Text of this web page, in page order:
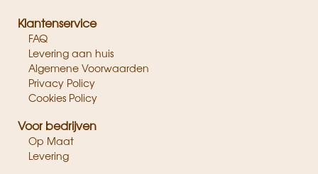
Klantenservice
FAQ
Levering aan huis
Algemene Voorwaarden
Privacy Policy
Cookies Policy
Voor bedrijven
Op Maat
Levering